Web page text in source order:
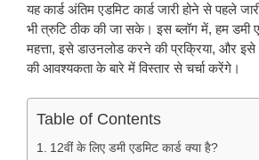
यह कार्ड अंतिम एडमिट कार्ड जारी होने से पहले
भी त्रुटि ठीक की जा सके। इस ब्लॉग में, हम डमी
महत्ता, इसे डाउनलोड करने की प्रक्रिया, और
की आवश्यकता के बारे में विस्तार से चर्चा करेंगे।
Table of Contents
12वीं के लिए डमी एडमिट कार्ड क्या है?